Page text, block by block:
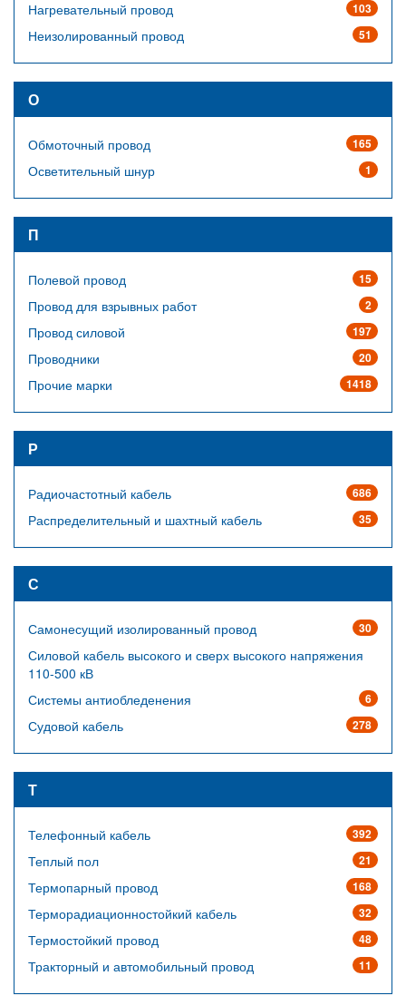
103
Нагревательный провод
51
Неизолированный провод
О
165
Обмоточный провод
1
Осветительный шнур
П
15
Полевой провод
2
Провод для взрывных работ
197
Провод силовой
20
Проводники
1418
Прочие марки
Р
686
Радиочастотный кабель
35
Распределительный и шахтный кабель
С
30
Самонесущий изолированный провод
Силовой кабель высокого и сверх высокого напряжения
110-500 кВ
6
Системы антиобледенения
278
Судовой кабель
Т
392
Телефонный кабель
21
Теплый пол
168
Термопарный провод
32
Терморадиационностойкий кабель
48
Термостойкий провод
11
Тракторный и автомобильный провод